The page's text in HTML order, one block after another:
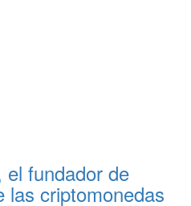
el fundador de
las criptomonedas